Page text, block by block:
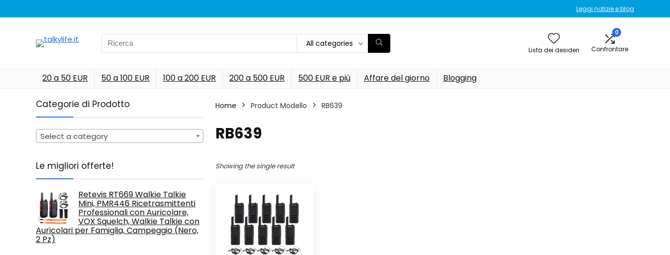
Leggi notizie e blog
Search
for:
All categories
Lista dei desideri
0
Confrontare
20 a 50 EUR 50 a 100 EUR 100 a 200 EUR 200 a 500 EUR 500 EUR e più Affare del giorno Blogging
Categorie di Prodotto
Select a category
Le migliori offerte!
Retevis RT669 Walkie Talkie
Mini, PMR446 Ricetrasmittenti
Professionali con Auricolare,
VOX Squelch, Walkie Talkie con
Auricolari per Famiglia, Campeggio (Nero,
2 Pz)
Home Product Modello ‎RB639
‎RB639
Showing the single result